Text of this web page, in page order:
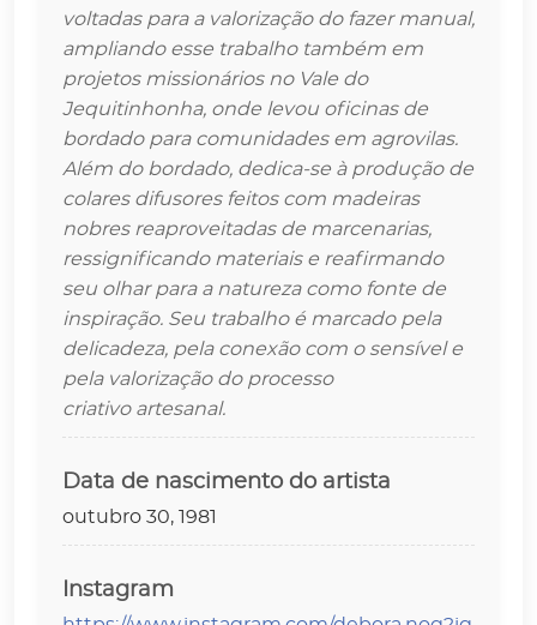
voltadas para a valorização do fazer manual,
ampliando esse trabalho também em
projetos missionários no Vale do
Jequitinhonha, onde levou oficinas de
bordado para comunidades em agrovilas.
Além do bordado, dedica-se à produção de
colares difusores feitos com madeiras
nobres reaproveitadas de marcenarias,
ressignificando materiais e reafirmando
seu olhar para a natureza como fonte de
inspiração. Seu trabalho é marcado pela
delicadeza, pela conexão com o sensível e
pela valorização do processo
criativo artesanal.
Data de nascimento do artista
outubro 30, 1981
Instagram